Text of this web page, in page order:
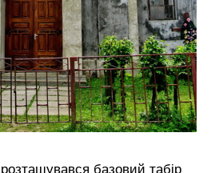
базовий табір